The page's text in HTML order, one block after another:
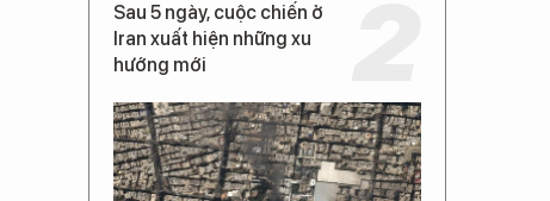
Sau 5 ngày, cuộc chiến ở
Iran xuất hiện những xu
hướng mới